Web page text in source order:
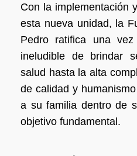
Con la implementación
esta nueva unidad, la
Pedro ratifica una
ineludible de brindar
salud hasta la alta
de calidad y
a su familia dentro de
objetivo fundamental.